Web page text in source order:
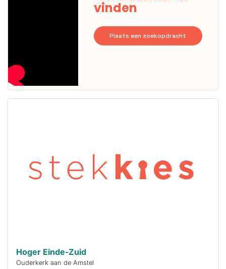
vinden
Plaats een zoekopdracht
binnen 15
minuten
reageren.
Stekkies helpt
Hoger Einde-Zuid
Ouderkerk aan de Amstel